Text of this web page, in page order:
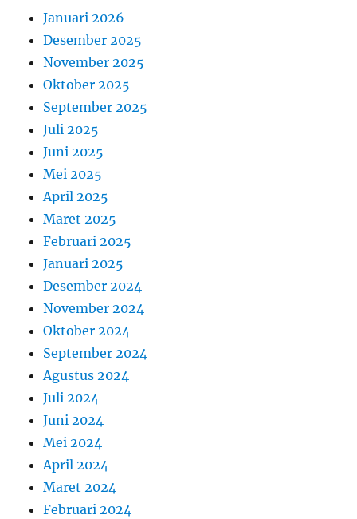
Januari 2026
Desember 2025
November 2025
Oktober 2025
September 2025
Juli 2025
Juni 2025
Mei 2025
April 2025
Maret 2025
Februari 2025
Januari 2025
Desember 2024
November 2024
Oktober 2024
September 2024
Agustus 2024
Juli 2024
Juni 2024
Mei 2024
April 2024
Maret 2024
Februari 2024